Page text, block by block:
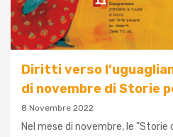
Diritti verso
di novembre di Storie
8 Novembre 2022
Nel mese di novembre, le